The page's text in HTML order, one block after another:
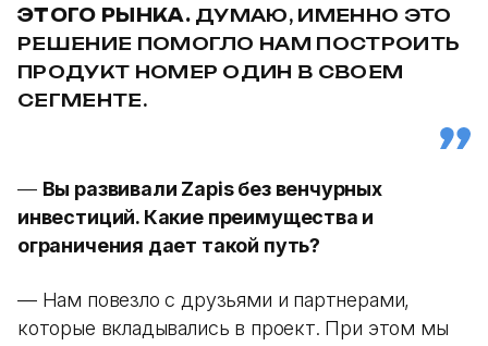
ЭТОГО РЫНКА. ДУМАЮ, ИМЕННО ЭТО
РЕШЕНИЕ ПОМОГЛО НАМ ПОСТРОИТЬ
ПРОДУКТ НОМЕР ОДИН В СВОЕМ
СЕГМЕНТЕ.
— Вы развивали Zapis без венчурных
инвестиций. Какие преимущества и
ограничения дает такой путь?
— Нам повезло с друзьями и партнерами,
которые вкладывались в проект. При этом мы